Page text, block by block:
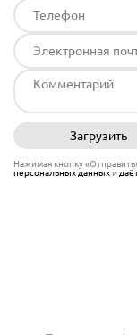
Загрузить
Нажимая кнопку
персональных данныхи